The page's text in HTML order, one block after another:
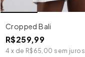
Cropped Bali
R$259,99
4 x de R$65,00 sem juros